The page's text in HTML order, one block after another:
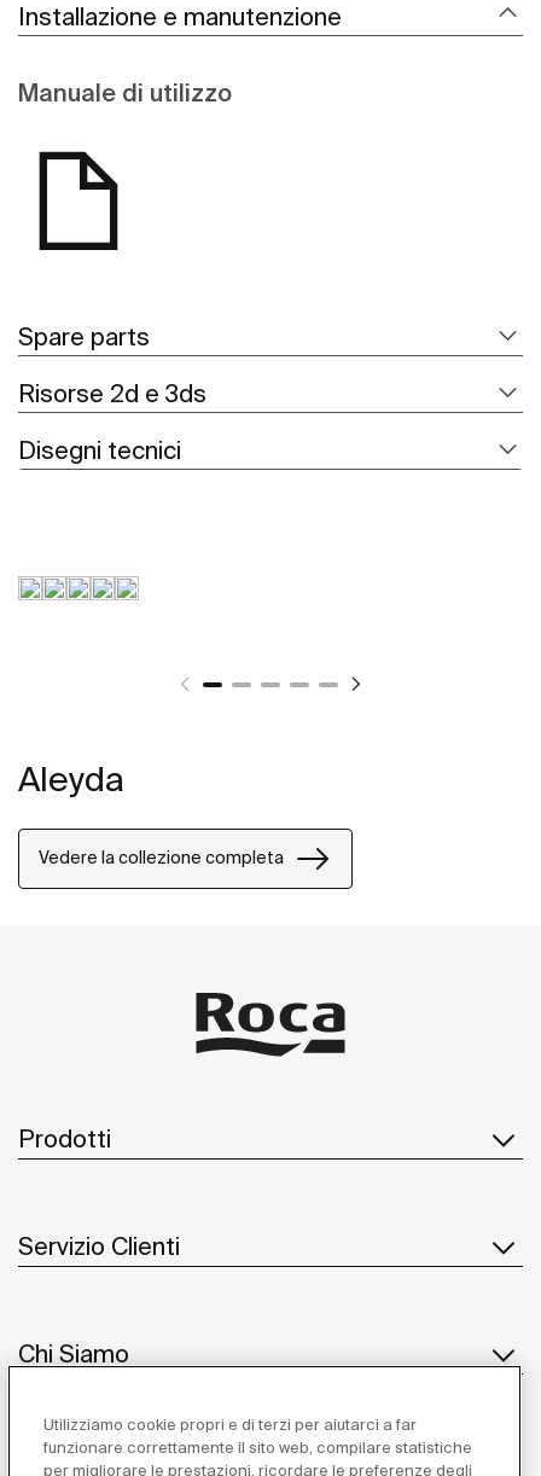
Installazione e manutenzione
Manuale di utilizzo
Spare parts
Risorse 2d e 3ds
Disegni tecnici
Aleyda
Vedere la collezione completa
Prodotti
Servizio Clienti
Chi Siamo
Ispirazione
Utilizziamo cookie propri e di terzi per aiutarci a far
funzionare correttamente il sito web, compilare statistiche
per migliorare le prestazioni, ricordare le preferenze degli